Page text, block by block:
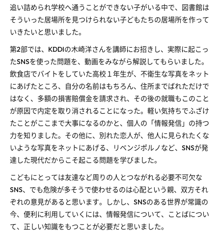
追い詰められ学校へ通うことができない子がいる中で、図書館は
そういった居場所を見つけられない子どもたちの居場所を作って
いきたいと思いました。
第2部では、KDDIの木崎洋さんを講師にお招きし、実際に起こっ
たSNSを使った問題を、動画をみながら解説してもらいました。
飲食店でバイトをしていた高校１年生が、不衛生な写真をネット
にあげたところ、自分の名前はもちろん、住所までばれただけで
はなく、多額の損害賠償金を請求され、その後の就職もこのこと
が原因で内定を取り消されることになった。軽い気持ちでふざけ
たことがここまで大事になるのかと、個人の「情報発信」の持つ
力を知りました。その他に、別れた恋人が、他人に見られたくな
いような写真をネットにあげる、リベンジポルノなど、SNSが発
達した現代だからこそ起こる問題を学びました。
こどもにとっては友達など周りの人とつながれる必要不可欠な
SNS、でも危険が多そうで使わせるのは心配という親、双方それ
ぞれの意見があると思います。しかし、SNSのある世界が常識の
今、便利に利用していくには、情報発信について、ことばについ
て、正しい知識をもつことが必要だと思いました。